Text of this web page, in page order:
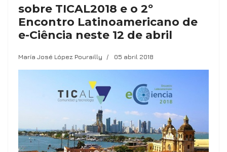
sobre TICAL2018 e o 2º
Encontro Latinoamericano de
e-Ciência neste 12 de abril
María José López Pourailly 05 abril 2018